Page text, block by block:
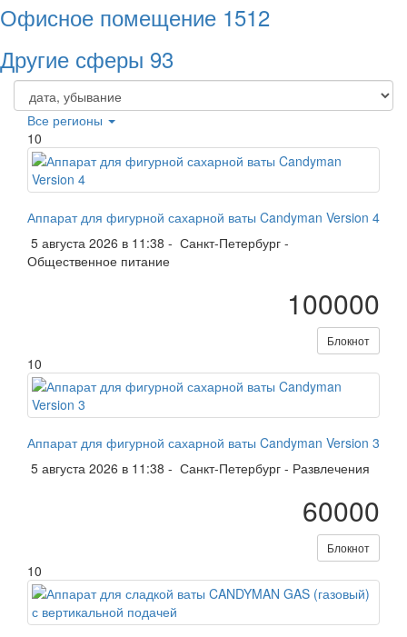
Офисное помещение 1512
Другие сферы 93
Все регионы
10
Аппарат для фигурной сахарной ваты Candyman Version 4
5 августа 2026 в 11:38 - Санкт-Петербург -
Общественное питание
100000
Блокнот
10
Аппарат для фигурной сахарной ваты Candyman Version 3
5 августа 2026 в 11:38 - Санкт-Петербург - Развлечения
60000
Блокнот
10